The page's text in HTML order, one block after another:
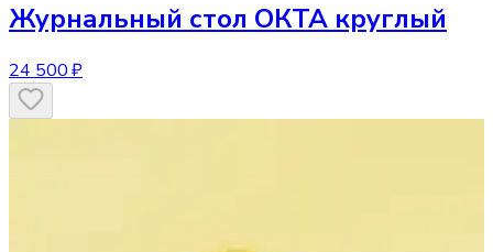
Журнальный стол ОКТА круглый
24 500 ₽